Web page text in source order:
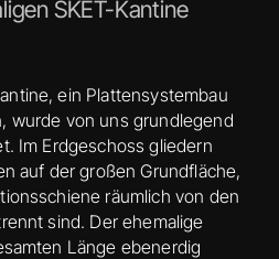
SKET-Kantine
ein Plattensystembau
wurde von uns grundlegend
Im Erdgeschoss gliedern
auf der großen Grundfläche,
räumlich von den
sind. Der ehemalige
Länge ebenerdig